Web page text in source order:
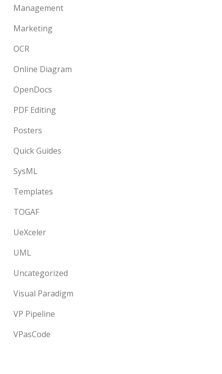
Management
Marketing
OCR
Online Diagram
OpenDocs
PDF Editing
Posters
Quick Guides
SysML
Templates
TOGAF
UeXceler
UML
Uncategorized
Visual Paradigm
VP Pipeline
VPasCode